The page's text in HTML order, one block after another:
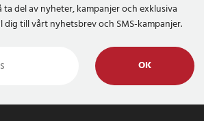
del av nyheter, kampanjer och exklusiva
till vårt nyhetsbrev och SMS-kampanjer.
OK